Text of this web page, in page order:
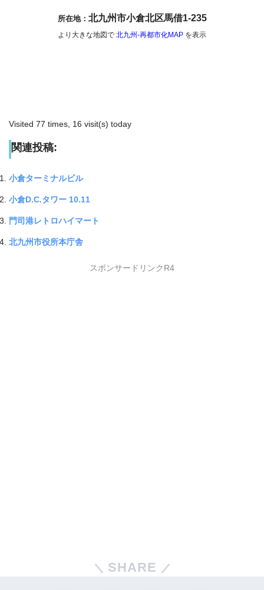
所在地： 北九州市小倉北区馬借1-235
より大きな地図で 北九州-再都市化MAP を表示
Visited 77 times, 16 visit(s) today
関連投稿:
小倉ターミナルビル
小倉D.C.タワー 10.11
門司港レトロハイマート
北九州市役所本庁舎
スポンサードリンクR4
SHARE